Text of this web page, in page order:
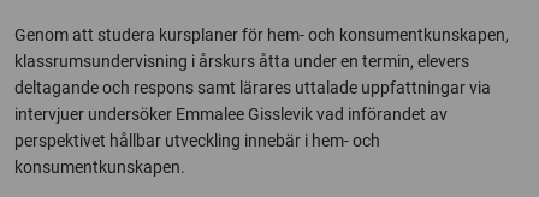
Genom att studera kursplaner för hem- och konsumentkunskapen,
klassrumsundervisning i årskurs åtta under en termin, elevers
deltagande och respons samt lärares uttalade uppfattningar via
intervjuer undersöker Emmalee Gisslevik vad införandet av
perspektivet hållbar utveckling innebär i hem- och
konsumentkunskapen.